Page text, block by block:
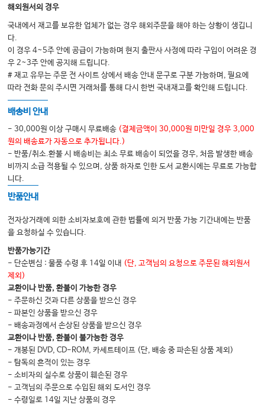
30. Discontinuing Mechanical Ventilation
Section IX: Acid-Base Disorders
31. Acid-Base Evaluations
32. Metabolic Acidosis
33. Metabolic Alkalosis
Section X: Renal & Electrolyte Disorders
34. Oliguria & Acute Kidney Injury
35. Sodium & Water Imbalance
36. Potassium
37. Magnesium
38. Calcium & Phosphorus
39. Pancreatitis & Liver Failure
40. Abdominal Sources of Sepsis
41. Urinary Tract Infection
Section XII: Disorders of Body Temperature
42. Thermoregulatory Disorders
43. Fever in the ICU
Section XIII: Nervous System Disorders
44. Disorders of Mentation
45. Disorders of Movement
46. Acute Stroke & Related Disorders
해외원서의 경우
국내에서 재고를 보유한 업체가 없는 경우 해외주문을 해야 하는 상황이 생깁니
다.
이 경우 4~5주 안에 공급이 가능하며 현지 출판사 사정에 따라 구입이 어려운 경
우 2~3주 안에 공지해 드립니다.
# 재고 유무는 주문 전 사이트 상에서 배송 안내 문구로 구분 가능하며, 필요에
따라 전화 문의 주시면 거래처를 통해 다시 한번 국내재고를 확인해 드립니다.
배송비 안내
- 30,000원 이상 구매시 무료배송 (결제금액이 30,000원 미만일 경우 3,000
원의 배송료가 자동으로 추가됩니다.)
- 반품/취소.환불 시 배송비는 최소 무료 배송이 되었을 경우, 처음 발생한 배송
비까지 소급 적용될 수 있으며, 상품 하자로 인한 도서 교환시에는 무료로 가능합
니다.
반품안내
전자상거래에 의한 소비자보호에 관한 법률에 의거 반품 가능 기간내에는 반품
을 요청하실 수 있습니다.
반품가능기간
- 단순변심 : 물품 수령 후 14일 이내 (단, 고객님의 요청으로 주문된 해외원서
제외)
교환이나 반품, 환불이 가능한 경우
- 주문하신 것과 다른 상품을 받으신 경우
- 파본인 상품을 받으신 경우
- 배송과정에서 손상된 상품을 받으신 경우
교환이나 반품, 환불이 불가능한 경우
- 개봉된 DVD, CD-ROM, 카세트테이프 (단, 배송 중 파손된 상품 제외)
- 탐독의 흔적이 있는 경우
- 소비자의 실수로 상품이 훼손된 경우
- 고객님의 주문으로 수입된 해외 도서인 경우
- 수령일로 14일 지난 상품의 경우